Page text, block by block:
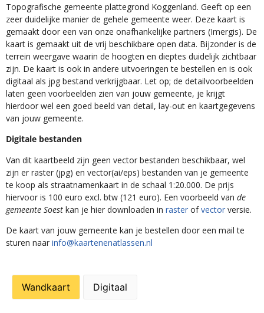
Topografische gemeente plattegrond Koggenland. Geeft op een
zeer duidelijke manier de gehele gemeente weer. Deze kaart is
gemaakt door een van onze onafhankelijke partners (Imergis). De
kaart is gemaakt uit de vrij beschikbare open data. Bijzonder is de
terrein weergave waarin de hoogten en dieptes duidelijk zichtbaar
zijn. De kaart is ook in andere uitvoeringen te bestellen en is ook
digitaal als jpg bestand verkrijgbaar. Let op; de detailvoorbeelden
laten geen voorbeelden zien van jouw gemeente, je krijgt
hierdoor wel een goed beeld van detail, lay-out en kaartgegevens
van jouw gemeente.
Digitale bestanden
Van dit kaartbeeld zijn geen vector bestanden beschikbaar, wel
zijn er raster (jpg) en vector(ai/eps) bestanden van je gemeente
te koop als straatnamenkaart in de schaal 1:20.000. De prijs
hiervoor is 100 euro excl. btw (121 euro). Een voorbeeld van de
gemeente Soest kan je hier downloaden in raster ofvector versie.
De kaart van jouw gemeente kan je bestellen door een mail te
sturen naar info@kaartenenatlassen.nl
Wandkaart Digitaal